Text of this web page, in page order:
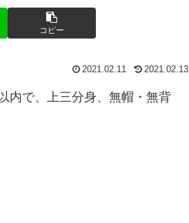
コピー
2021.02.11 2021.02.13
内で、上三分身、無帽・無背